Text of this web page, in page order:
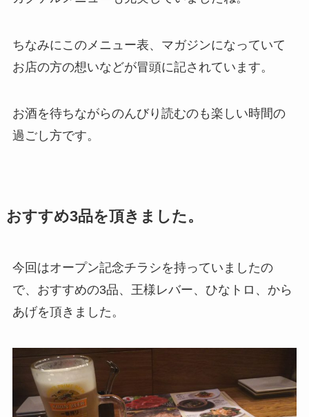
ちなみにこのメニュー表、マガジンになっていて
お店の方の想いなどが冒頭に記されています。
お酒を待ちながらのんびり読むのも楽しい時間の
過ごし方です。
おすすめ3品を頂きました。
今回はオープン記念チラシを持っていましたの
で、おすすめの3品、王様レバー、ひなトロ、から
あげを頂きました。